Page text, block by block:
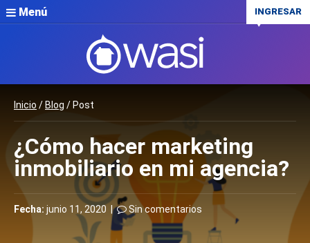
Menú INGRESAR
Inicio / Blog / Post
¿Cómo hacer marketing
inmobiliario en mi agencia?
Fecha: junio 11, 2020 | Sin comentarios